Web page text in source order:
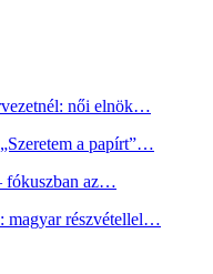
női elnök…
a papírt”…
fókuszban az…
magyar részvétellel…